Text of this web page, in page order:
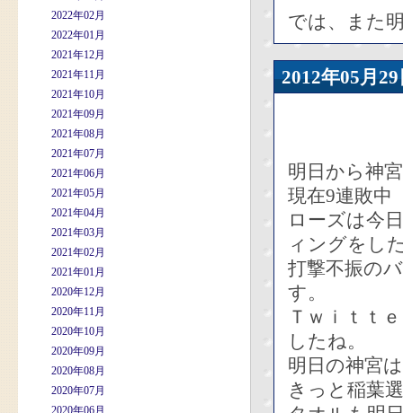
2022年02月
2022年01月
2021年12月
2021年11月
2021年10月
2021年09月
2021年08月
2021年07月
2021年06月
2021年05月
2021年04月
2021年03月
2021年02月
2021年01月
2020年12月
2020年11月
2020年10月
2020年09月
2020年08月
2020年07月
2020年06月
では、また
2012年05
明日から神
現在9連敗中
ローズは今
ィングをし
打撃不振の
す。
Ｔｗｉｔｔ
したね。
明日の神宮
きっと稲葉